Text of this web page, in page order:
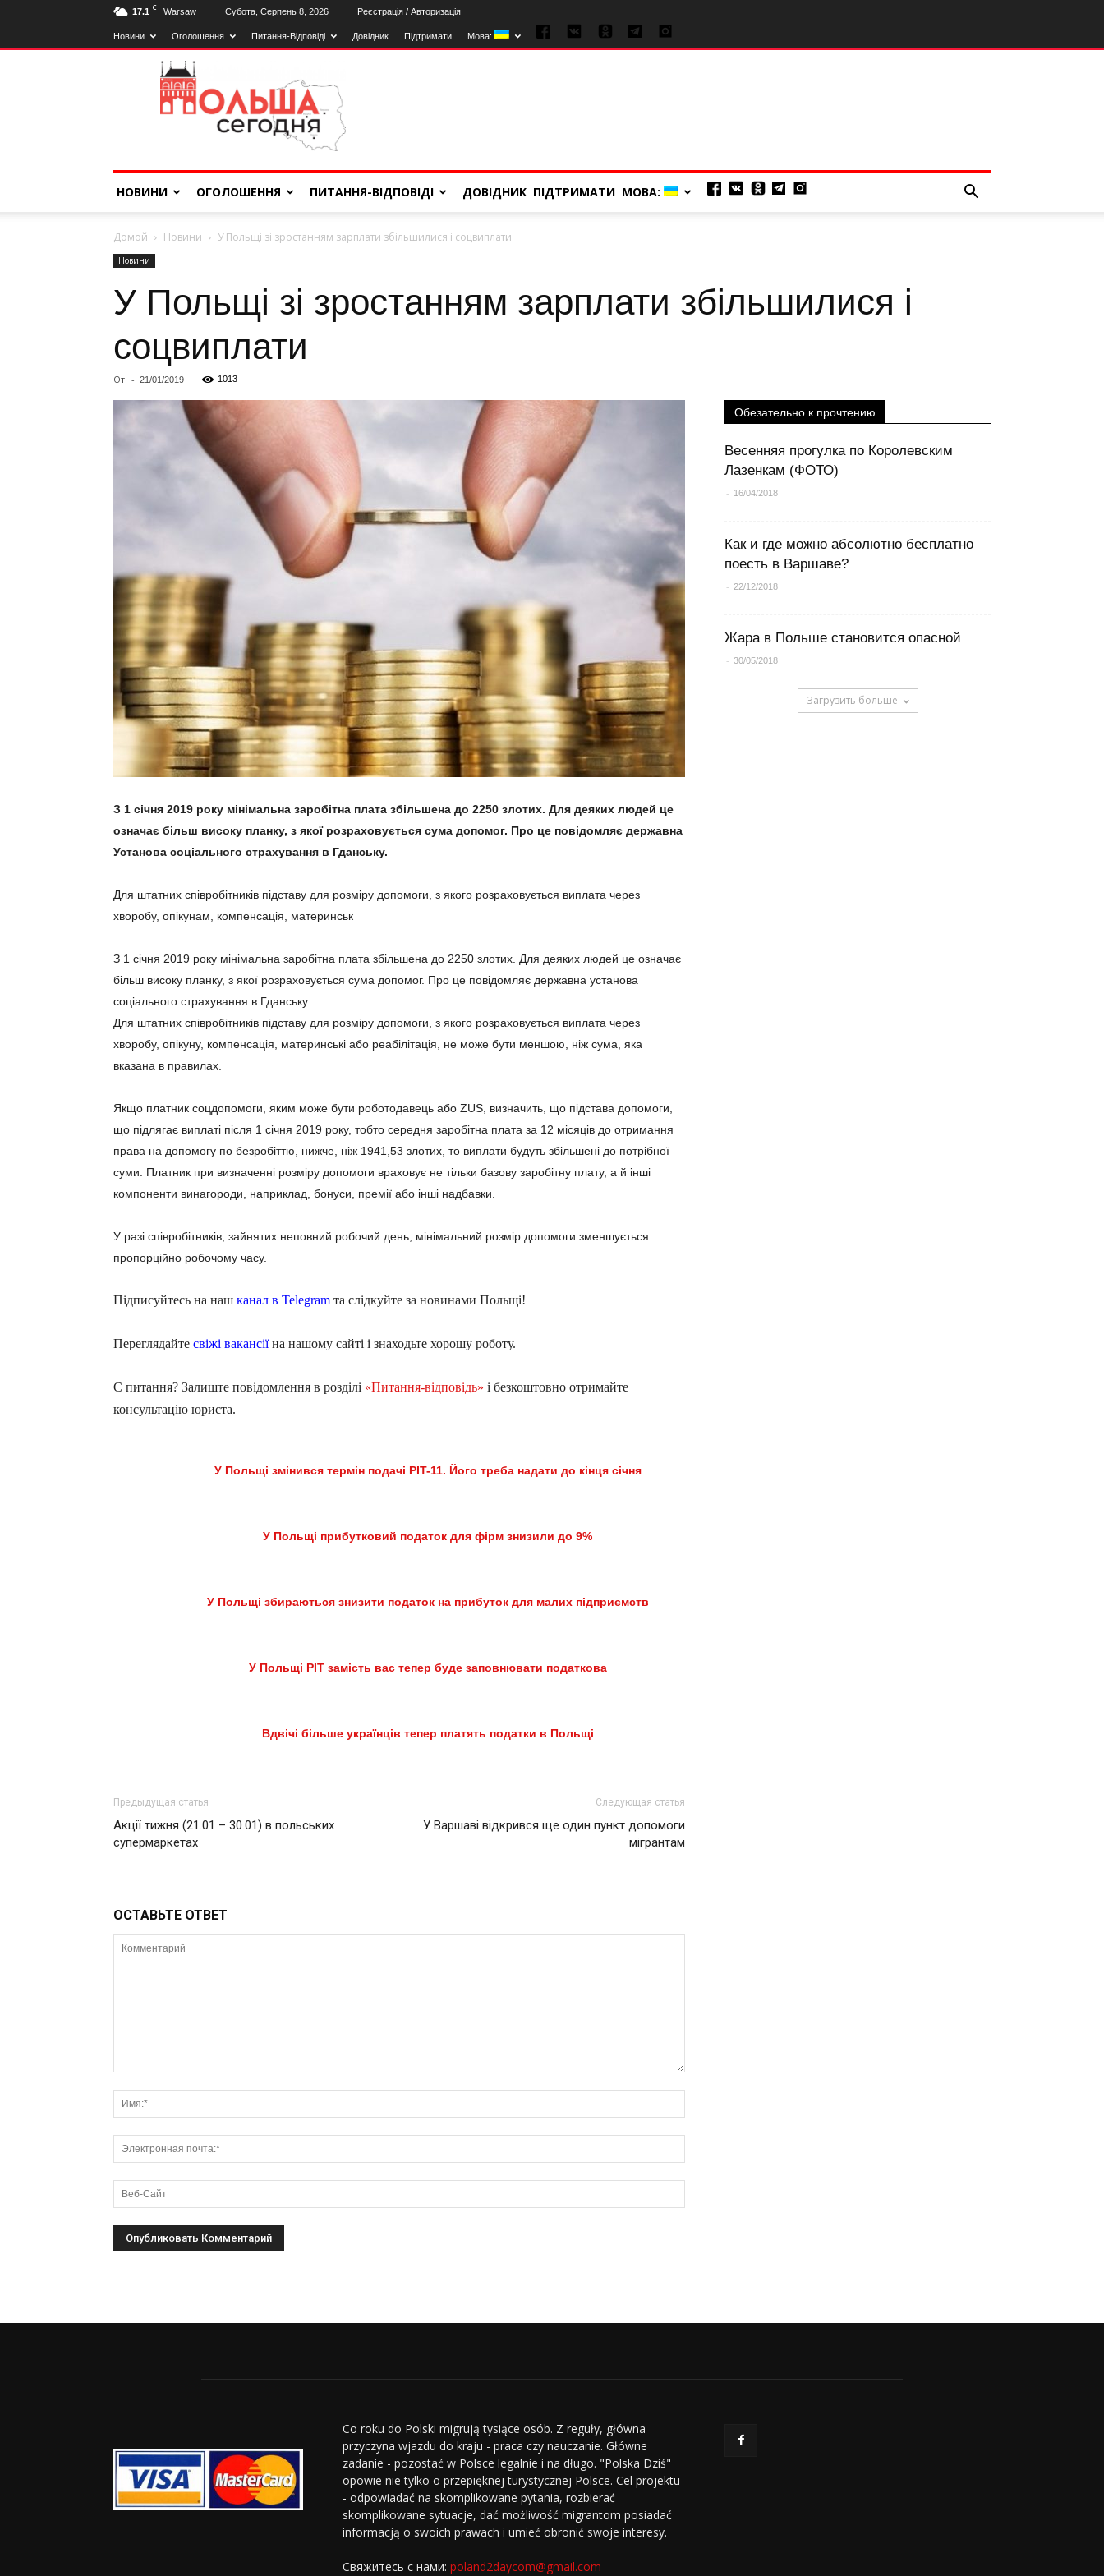
17.1 C Warsaw Субота, Серпень 8, 2026 Реєстрація / Авторизація
Новини Оголошення Питання-Відповіді Довідник Підтримати Мова:
Польща
Сьогодні
НОВИНИ ОГОЛОШЕННЯ ПИТАННЯ-ВІДПОВІДІ ДОВІДНИК ПІДТРИМАТИ МОВА:
Домой Новини У Польщі зі зростанням зарплати збільшилися і соцвиплати
Новини
У Польщі зі зростанням зарплати збільшилися і
соцвиплати
От - 21/01/2019 1013
З 1 січня 2019 року мінімальна заробітна плата збільшена до 2250 злотих. Для деяких людей це
означає більш високу планку, з якої розраховується сума допомог. Про це повідомляє державна
Установа соціального страхування в Гданську.
Для штатних співробітників підставу для розміру допомоги, з якого розраховується виплата через
хворобу, опікунам, компенсація, материнськ
З 1 січня 2019 року мінімальна заробітна плата збільшена до 2250 злотих. Для деяких людей це означає
більш високу планку, з якої розраховується сума допомог. Про це повідомляє державна установа
соціального страхування в Гданську.
Для штатних співробітників підставу для розміру допомоги, з якого розраховується виплата через
хворобу, опікуну, компенсація, материнські або реабілітація, не може бути меншою, ніж сума, яка
вказана в правилах.
Якщо платник соцдопомоги, яким може бути роботодавець або ZUS, визначить, що підстава допомоги,
що підлягає виплаті після 1 січня 2019 року, тобто середня заробітна плата за 12 місяців до отримання
права на допомогу по безробіттю, нижче, ніж 1941,53 злотих, то виплати будуть збільшені до потрібної
суми. Платник при визначенні розміру допомоги враховує не тільки базову заробітну плату, а й інші
компоненти винагороди, наприклад, бонуси, премії або інші надбавки.
У разі співробітників, зайнятих неповний робочий день, мінімальний розмір допомоги зменшується
пропорційно робочому часу.
Підписуйтесь на наш канал в Telegram та слідкуйте за новинами Польщі!
Переглядайте свіжі вакансіїна нашому сайті і знаходьте хорошу роботу.
Є питання? Залиште повідомлення в розділі «Питання-відповідь» і безкоштовно отримайте
консультацію юриста.
У Польщі змінився термін подачі PIT-11. Його треба надати до кінця січня
У Польщі прибутковий податок для фірм знизили до 9%
У Польщі збираються знизити податок на прибуток для малих підприємств
У Польщі PIT замість вас тепер буде заповнювати податкова
Вдвічі більше українців тепер платять податки в Польщі
Предыдущая статья
Акції тижня (21.01 – 30.01) в польських
супермаркетах
Следующая статья
У Варшаві відкрився ще один пункт допомоги
мігрантам
ОСТАВЬТЕ ОТВЕТ
Обезательно к прочтению
Весенняя прогулка по Королевским
Лазенкам (ФОТО)
- 16/04/2018
Как и где можно абсолютно бесплатно
поесть в Варшаве?
- 22/12/2018
Жара в Польше становится опасной
- 30/05/2018
Загрузить больше
Co roku do Polski migrują tysiące osób. Z reguły, główna
przyczyna wjazdu do kraju - praca czy nauczanie. Główne
zadanie - pozostać w Polsce legalnie i na długo. "Polska Dziś"
opowie nie tylko o przepięknej turystycznej Polsce. Cel projektu
- odpowiadać na skomplikowane pytania, rozbierać
skomplikowane sytuacje, dać możliwość migrantom posiadać
informacją o swoich prawach i umieć obronić swoje interesy.
Свяжитесь с нами: poland2daycom@gmail.com